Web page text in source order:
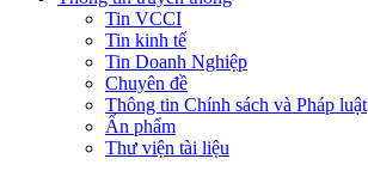
Tin VCCI
Tin kinh tế
Tin Doanh Nghiệp
Chuyên đề
Thông tin Chính sách và Pháp luật
Ấn phẩm
Thư viện tài liệu